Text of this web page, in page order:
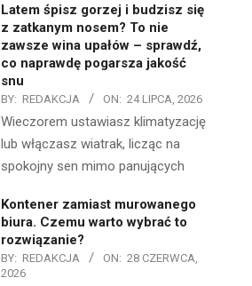
Latem śpisz gorzej i budzisz się
z zatkanym nosem? To nie
zawsze wina upałów – sprawdź,
co naprawdę pogarsza jakość
snu
BY: REDAKCJA ON: 24 LIPCA, 2026
Wieczorem ustawiasz klimatyzację
lub włączasz wiatrak, licząc na
spokojny sen mimo panujących
Kontener zamiast murowanego
biura. Czemu warto wybrać to
rozwiązanie?
BY: REDAKCJA ON: 28 CZERWCA,
2026